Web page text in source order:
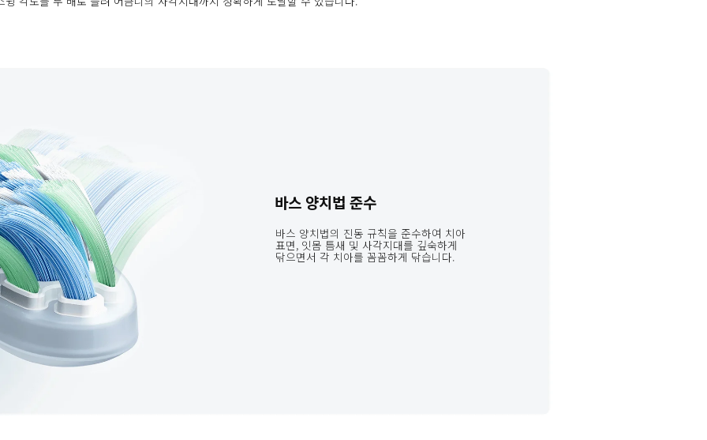
바스 양치법 준수
바스 양치법의 진동 규칙을 준수하여 치아
표면, 잇몸 틈새 및 사각지대를 깊숙하게
닦으면서 각 치아를 꼼꼼하게 닦습니다.